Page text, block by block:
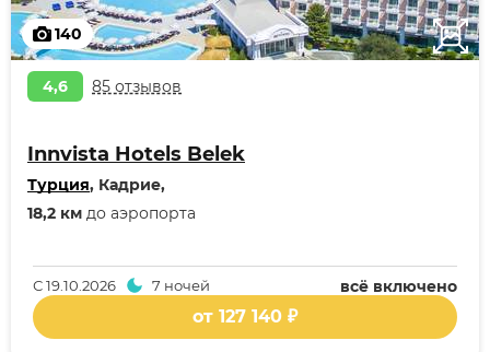
140
4,6 85 отзывов
Innvista Hotels Belek
Турция, Кадрие,
18,2 км до аэропорта
всё включено
С19.10.2026 7 ночей
от 127 140 ₽